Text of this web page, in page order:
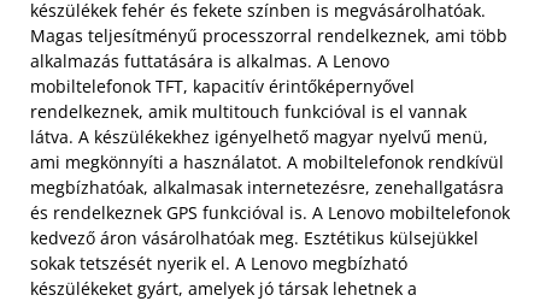
készülékek fehér és fekete színben is megvásárolhatóak.
Magas teljesítményű processzorral rendelkeznek, ami több
alkalmazás futtatására is alkalmas. A Lenovo
mobiltelefonok TFT, kapacitív érintőképernyővel
rendelkeznek, amik multitouch funkcióval is el vannak
látva. A készülékekhez igényelhető magyar nyelvű menü,
ami megkönnyíti a használatot. A mobiltelefonok rendkívül
megbízhatóak, alkalmasak internetezésre, zenehallgatásra
és rendelkeznek GPS funkcióval is. A Lenovo mobiltelefonok
kedvező áron vásárolhatóak meg. Esztétikus külsejükkel
sokak tetszését nyerik el. A Lenovo megbízható
készülékeket gyárt, amelyek jó társak lehetnek a